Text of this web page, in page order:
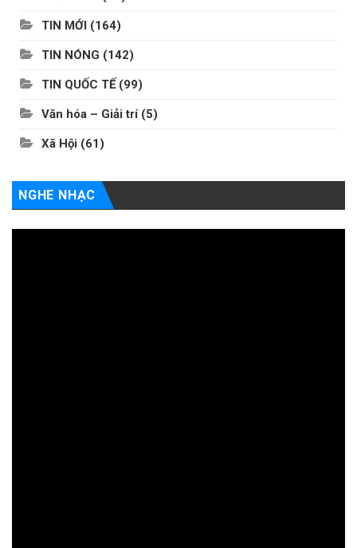
TIN MỚI (164)
TIN NÓNG (142)
TIN QUỐC TẾ (99)
Văn hóa – Giải trí(5)
Xã Hội (61)
NGHE NHẠC